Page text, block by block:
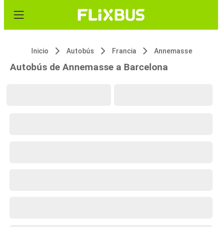
Inicio Autobús Francia Annemasse
Autobús de Annemasse a Barcelona